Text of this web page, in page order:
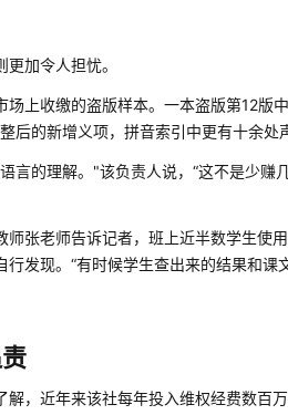
加令人担忧。
上收缴的盗版样本。一本盗版第12版
的新增义项，拼音索引中更有十余处
言的理解。"该负责人说，“这不是少赚
张老师告诉记者，班上近半数学生使
发现。“有时候学生查出来的结果和课
，近年来该社每年投入维权经费数百